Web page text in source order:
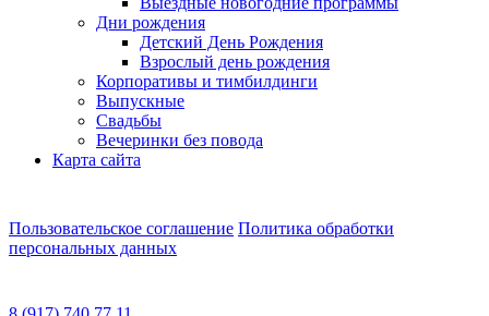
Дни рождения
Детский День Рождения
Взрослый день рождения
Корпоративы и тимбилдинги
Выпускные
Свадьбы
Вечеринки без повода
Карта сайта
Пользовательское соглашение Политика обработки
персональных данных